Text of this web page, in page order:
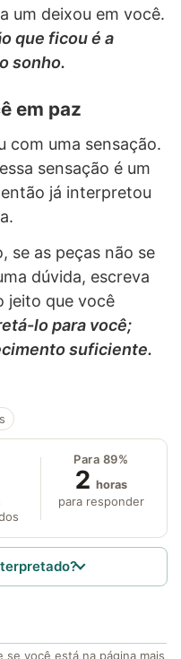
um deixou em você.
que ficou é a
sonho.
em paz
com uma sensação.
sensação é um
já interpretou
se as peças não se
dúvida, escreva
jeito que você
lo para você;
suficiente.
Para 89%
2 horas
para responder
você está na página mais